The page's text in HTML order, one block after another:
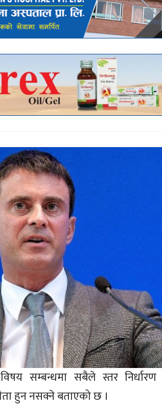
सम्बन्धमा सबैले स्तर निर्धारण
हुन नसक्ने बताएको छ ।